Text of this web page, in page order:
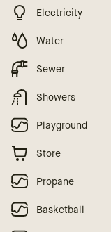
Electricity
Water
Sewer
Showers
Playground
Store
Propane
Basketball